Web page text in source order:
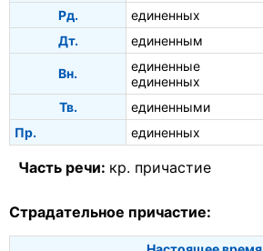
Рд.
единенных
Дт.
единенным
Вн.
единенные
единенных
Тв.
единенными
Пр.
единенных
Часть речи: кр. причастие
Страдательное причастие: